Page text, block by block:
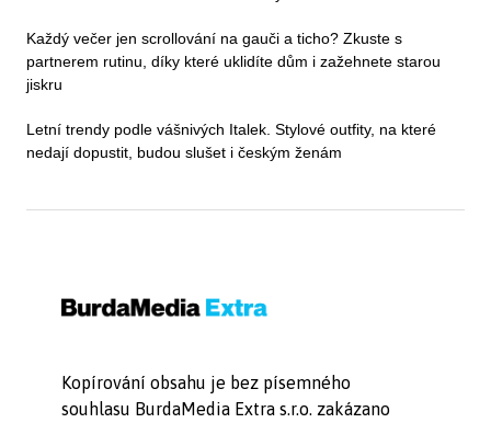
Každý večer jen scrollování na gauči a ticho? Zkuste s
partnerem rutinu, díky které uklidíte dům i zažehnete starou
jiskru
Letní trendy podle vášnivých Italek. Stylové outfity, na které
nedají dopustit, budou slušet i českým ženám
Kopírování obsahu je bez písemného
souhlasu BurdaMedia Extra s.r.o. zakázano